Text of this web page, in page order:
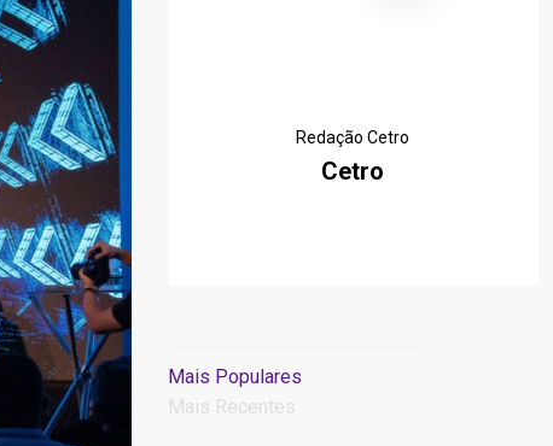
Redação Cetro
Cetro
Mais Populares
Mais Recentes